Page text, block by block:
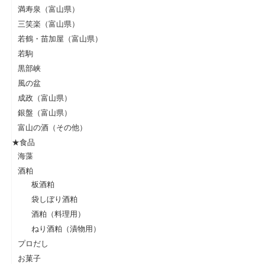
満寿泉（富山県）
三笑楽（富山県）
若鶴・苗加屋（富山県）
若駒
黒部峡
風の盆
成政（富山県）
銀盤（富山県）
富山の酒（その他）
★食品
海藻
酒粕
板酒粕
袋しぼり酒粕
酒粕（料理用）
ねり酒粕（漬物用）
プロだし
お菓子